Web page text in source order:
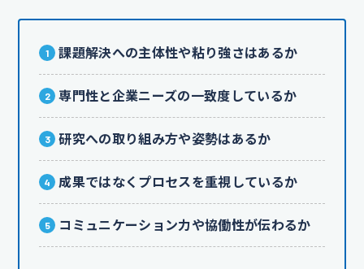
課題解決への主体性や粘り強さはあるか
専門性と企業ニーズの一致度しているか
研究への取り組み方や姿勢はあるか
成果ではなくプロセスを重視しているか
コミュニケーション力や協働性が伝わるか